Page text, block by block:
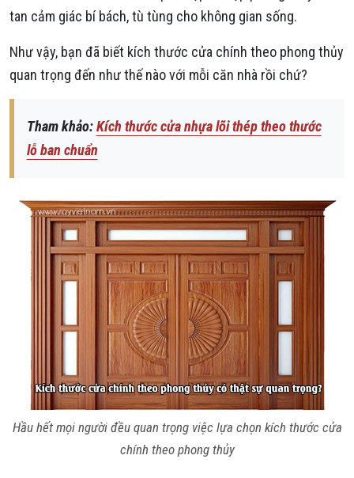
tan cảm giác bí bách, tù tùng cho không gian sống.
Như vậy, bạn đã biết kích thước cửa chính theo phong thủy
quan trọng đến như thế nào với mỗi căn nhà rồi chứ?
Tham khảo:Kích thước cửa nhựa lõi thép theo thước
lỗ ban chuẩn
Hầu hết mọi người đều quan trọng việc lựa chọn kích thước cửa
chính theo phong thủy